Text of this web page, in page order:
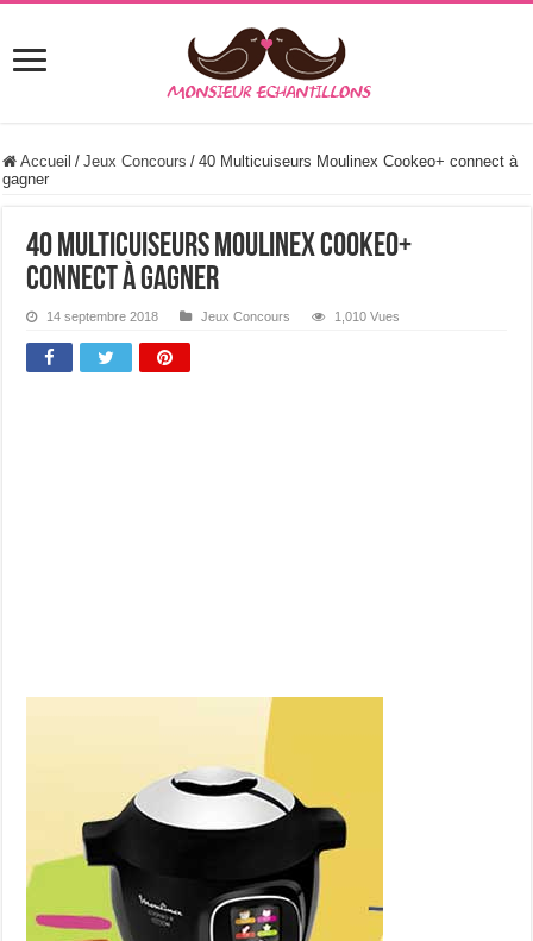
Accueil / Jeux Concours / 40 Multicuiseurs Moulinex Cookeo+ connect à
gagner
40 Multicuiseurs Moulinex Cookeo+
connect à gagner
14 septembre 2018 Jeux Concours 1,010 Vues